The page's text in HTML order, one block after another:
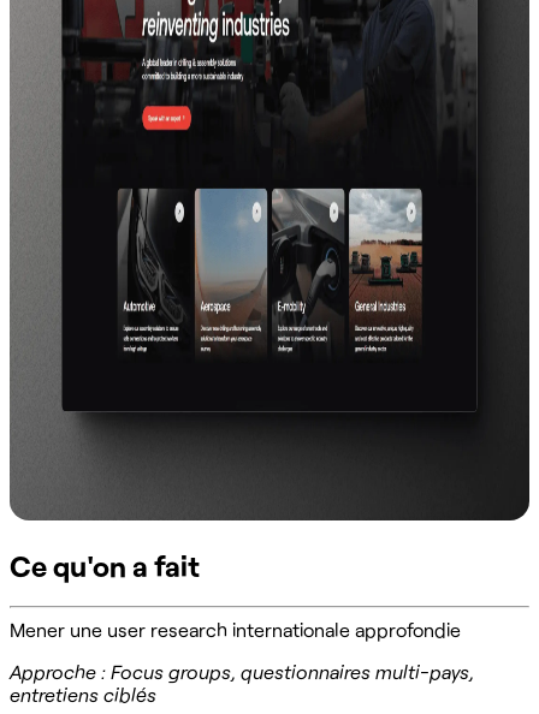
Ce qu'on a fait
Mener une user research internationale approfondie
Approche : Focus groups, questionnaires multi-pays,
entretiens ciblés